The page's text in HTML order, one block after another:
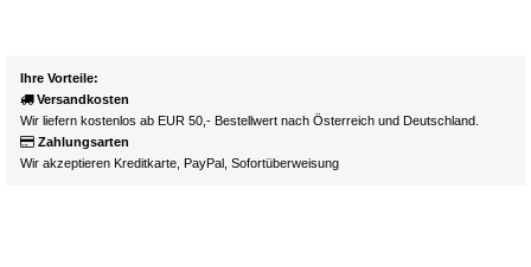
Ihre Vorteile:
Versandkosten
Wir liefern kostenlos ab EUR 50,- Bestellwert nach Österreich und Deutschland.
Zahlungsarten
Wir akzeptieren Kreditkarte, PayPal, Sofortüberweisung